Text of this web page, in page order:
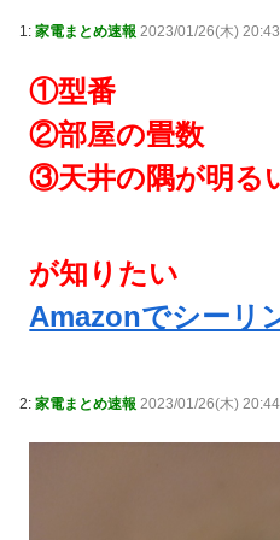
1: 家電まとめ速報 2023/01/26(木)
①型番
②部屋の畳数
③天井の隅が明る
が知りたい
Amazonでシーリ
2: 家電まとめ速報 2023/01/26(木)